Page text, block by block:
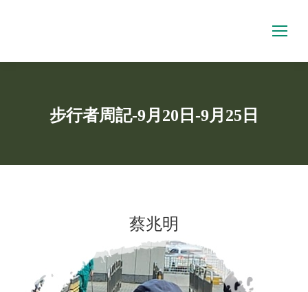
步行者周記-9月20日-9月25日
蔡兆明